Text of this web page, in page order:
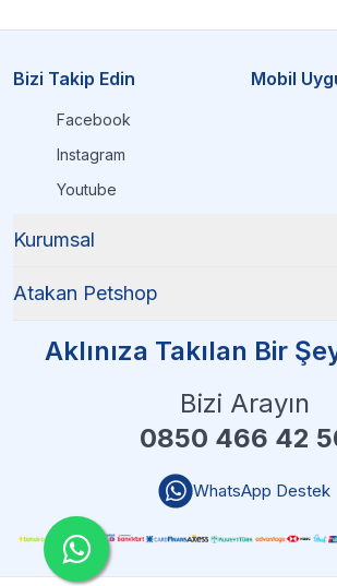
Bizi Takip Edin
Facebook
Instagram
Youtube
Mobil
Kurumsal
Atakan Petshop
Aklınıza Takılan Bir
Bizi Arayın
0850 466 42
WhatsApp Destek